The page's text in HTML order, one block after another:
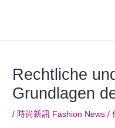
Rechtliche
Grundlagen
/ 時尚新訊 Fashion News /